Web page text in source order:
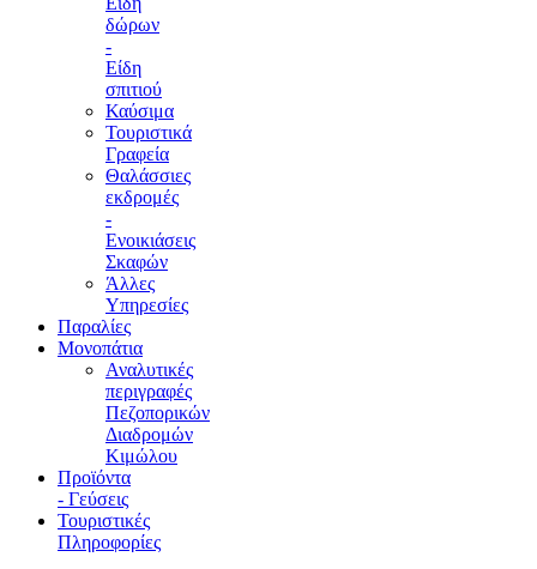
δώρων
-
Είδη
σπιτιού
Καύσιμα
Τουριστικά
Γραφεία
Θαλάσσιες
εκδρομές
-
Ενοικιάσεις
Σκαφών
Άλλες
Υπηρεσίες
Παραλίες
Μονοπάτια
Αναλυτικές
περιγραφές
Πεζοπορικών
Διαδρομών
Κιμώλου
Προϊόντα
- Γεύσεις
Τουριστικές
Πληροφορίες